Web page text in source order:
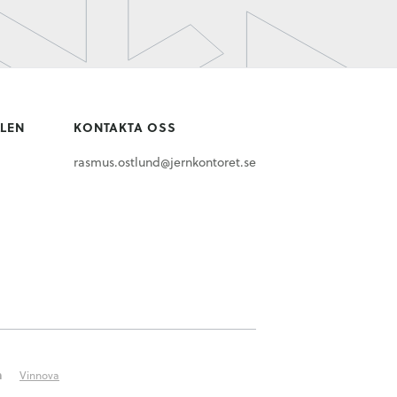
KONTAKTA OSS
rasmus.ostlund@jernkontoret.se
Vinnova